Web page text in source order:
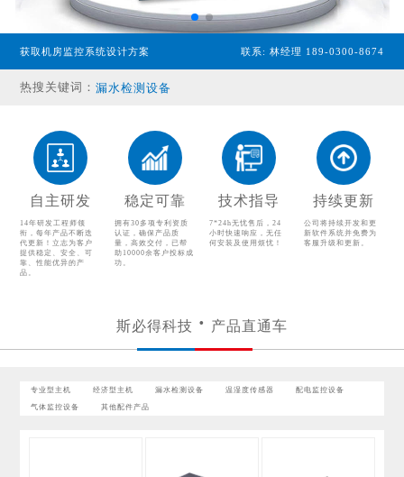
获取机房监控系统设计方案 联系: 林经理 189-0300-8674
热搜关键词：
专业型主机
漏水检测设备
配电监控设备
气体监控设备
其他配件产品
自主研发
14年研发工程师领
衔，每年产品不断迭
代更新！立志为客户
提供稳定、安全、可
靠、性能优异的产
品。
稳定可靠
拥有30多项专利资质
认证，确保产品质
量，高效交付，已帮
助10000余客户投标成
功。
技术指导
7*24h无忧售后，24
小时快速响应，无任
何安装及使用烦忧！
持续更新
公司将持续开发和更
新软件系统并免费为
客服升级和更新。
斯必得科技 产品直通车
专业型主机 经济型主机 漏水检测设备 温湿度传感器 配电监控设备
气体监控设备 其他配件产品